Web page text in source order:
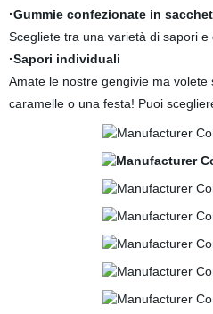
·Gummie confezionate in
Scegliete tra una varietà di sapori
·Sapori individuali
Amate le nostre gengivie ma
caramelle o una festa! Puoi